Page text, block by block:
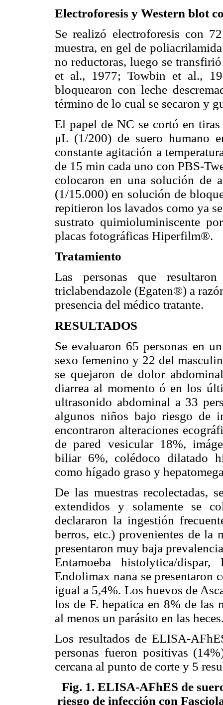
Electroforesis y Western blot
Se realizó electroforesis con
muestra, en gel de
no reductoras, luego se
et al., 1977; Towbin et al.,
bloquearon con leche
término de lo cual se secaron y
El papel de NC se cortó en
μL (1/200) de suero humano
constante agitación a
de 15 min cada uno con PBS-
colocaron en una solución de
(1/15.000) en solución de
repitieron los lavados como ya
sustrato quimioluminiscente
placas fotográficas Hiperfilm®.
Tratamiento
Las personas que
triclabendazole (Egaten®) a
presencia del médico tratante.
RESULTADOS
Se evaluaron 65 personas en
sexo femenino y 22 del
se quejaron de dolor
diarrea al momento ó en los
ultrasonido abdominal a 33
algunos niños bajo riesgo de
encontraron alteraciones
de pared vesicular 18%,
biliar 6%, colédoco dilatado
como hígado graso y
De las muestras recolectadas,
extendidos y solamente se
declararon la ingestión
berros, etc.) provenientes de la
presentaron muy baja
Entamoeba histolytica/
Endolimax nana se presentaron
igual a 5,4%. Los huevos de
los de F. hepatica en 8% de las
al menos un parásito en las
Los resultados de ELISA-
personas fueron positivas
cercana al punto de corte y 5
Fig. 1. ELISA-AFhES de
riesgo de infección con